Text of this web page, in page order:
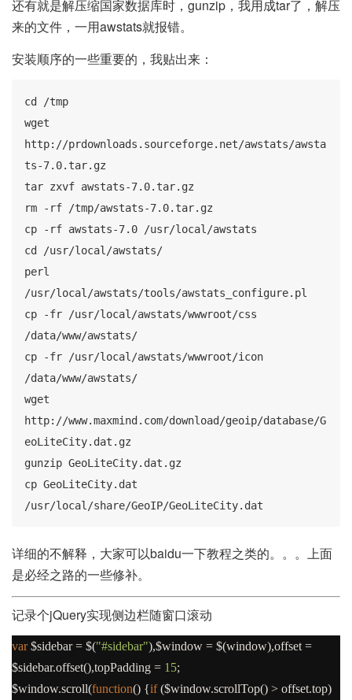
还有就是解压缩国家数据库时，gunzip，我用成tar了，解压
来的文件，一用awstats就报错。
安装顺序的一些重要的，我贴出来：
cd /tmp
wget
http://prdownloads.sourceforge.net/awstats/awsta
ts-7.0.tar.gz
tar zxvf awstats-7.0.tar.gz
rm -rf /tmp/awstats-7.0.tar.gz
cp -rf awstats-7.0 /usr/local/awstats
cd /usr/local/awstats/
perl
/usr/local/awstats/tools/awstats_configure.pl
cp -fr /usr/local/awstats/wwwroot/css
/data/www/awstats/
cp -fr /usr/local/awstats/wwwroot/icon
/data/www/awstats/
wget
http://www.maxmind.com/download/geoip/database/G
eoLiteCity.dat.gz
gunzip GeoLiteCity.dat.gz
cp GeoLiteCity.dat
/usr/local/share/GeoIP/GeoLiteCity.dat
详细的不解释，大家可以baidu一下教程之类的。。。上面
是必经之路的一些修补。
记录个jQuery实现侧边栏随窗口滚动
var $sidebar = $("#sidebar"),$window = $(window),offset =
$sidebar.offset(),topPadding = 15;
$window.scroll(function() {if($window.scrollTop() > offset.top)